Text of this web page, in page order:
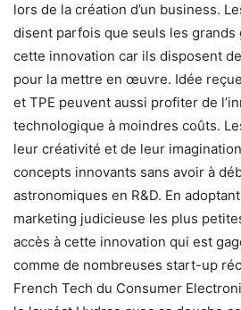
lors de la création d’un business.
disent parfois que seuls les grands
cette innovation car ils disposent
pour la mettre en œuvre. Idée
et TPE peuvent aussi profiter de
technologique à moindres coûts.
leur créativité et de leur
concepts innovants sans avoir à
astronomiques en R&D. En
marketing judicieuse les plus
accès à cette innovation qui est
comme de nombreuses start-up
French Tech du Consumer